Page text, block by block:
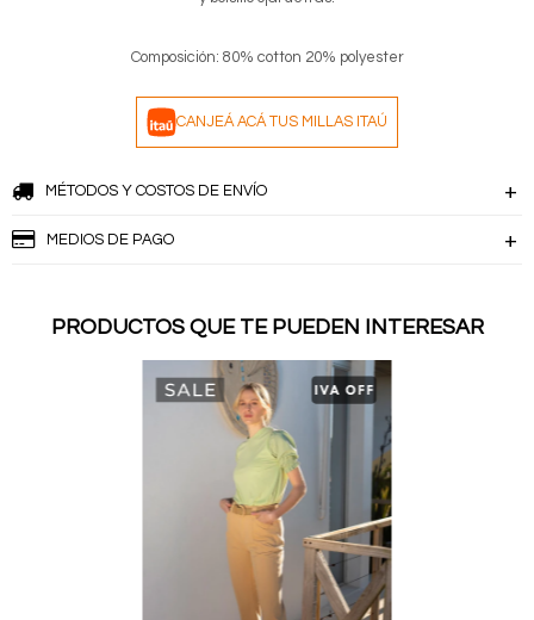
Composición: 80% cotton 20% polyester
CANJEÁ ACÁ TUS MILLAS ITAÚ
MÉTODOS Y COSTOS DE ENVÍO
MEDIOS DE PAGO
PRODUCTOS QUE TE PUEDEN INTERESAR